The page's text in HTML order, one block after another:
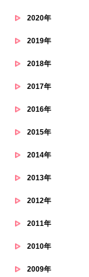
2020年
2019年
2018年
2017年
2016年
2015年
2014年
2013年
2012年
2011年
2010年
2009年